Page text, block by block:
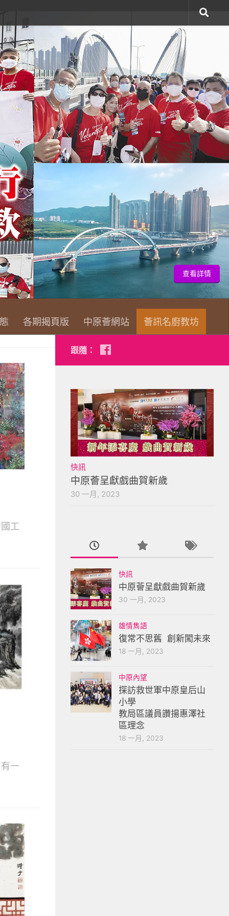
各期揭頁版 中原薈網站 薈訊名廚教坊
工
一
跟隨：
快訊
中原薈呈獻戲曲賀新歲
30 一月, 2023
快訊
中原薈呈獻戲曲賀新歲
30 一月, 2023
雄情雋語
復常不思舊 創新闖未來
18 一月, 2023
中原內望
探訪救世軍中原皇后山
小學
教局區議員讚揚惠澤社
區理念
18 一月, 2023